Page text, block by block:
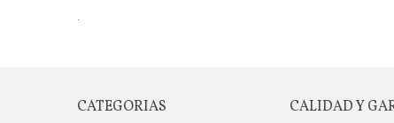
.
CATEGORIAS CALIDAD Y